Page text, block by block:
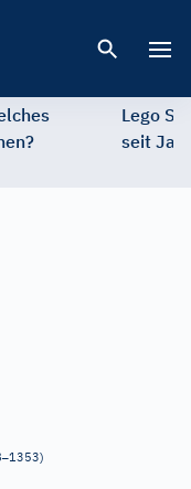
Lego
seit
–1353)